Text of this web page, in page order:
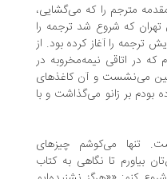
را که می‌گشایی،
شروع شد ترجمه را
را آغاز کرده بود. از
که در اتاقی نیمه‌مخروبه در
و آن کاغذهای
زانو می‌گذاشت و با
می‌کوشم چیزهای
تا نگاهی به کتاب